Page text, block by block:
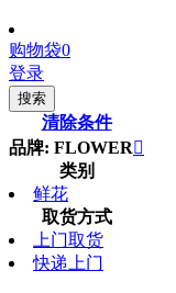
购物袋0
登录
搜索
清除条件
品牌: FLOWER
类别
鲜花
取货方式
上门取货
快递上门